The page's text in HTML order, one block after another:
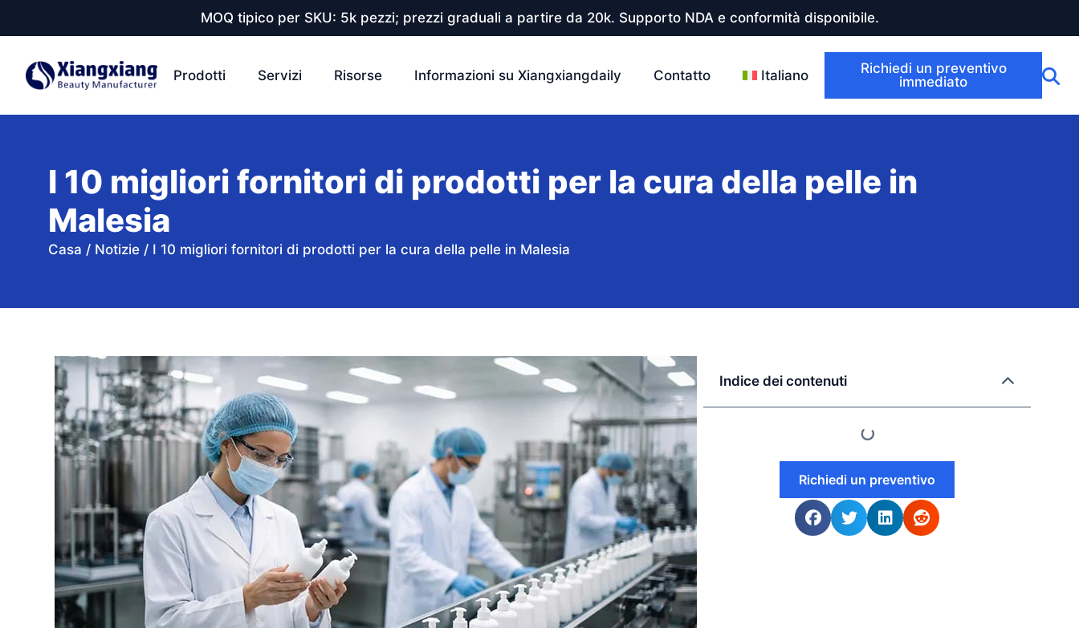
MOQ tipico per SKU: 5k pezzi; prezzi graduali a partire da 20k. Supporto NDA e conformità disponibile.
Prodotti Servizi Risorse Informazioni su Xiangxiangdaily Contatto Italiano
Richiedi un preventivo
immediato
I 10 migliori fornitori di prodotti per la cura della pelle in
Malesia
Casa / Notizie / I 10 migliori fornitori di prodotti per la cura della pelle in Malesia
Indice dei contenuti
Richiedi un preventivo